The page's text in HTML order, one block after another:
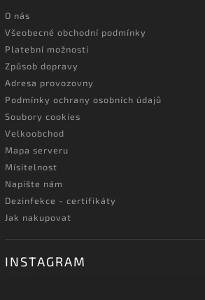
O nás
Všeobecné obchodní podmínky
Platební možnosti
Způsob dopravy
Adresa provozovny
Podmínky ochrany osobních údajů
Soubory cookies
Velkoobchod
Mapa serveru
Mísitelnost
Napište nám
Dezinfekce - certifikáty
Jak nakupovat
INSTAGRAM